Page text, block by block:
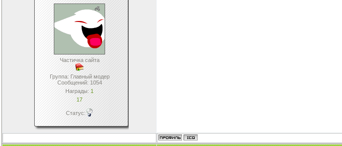
Частичка сайта
Группа: Главный модер
Сообщений:1054
Награды:1
17
Статус: